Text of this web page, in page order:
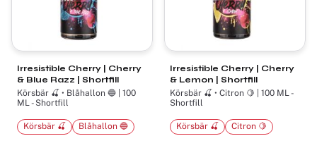
Irresistible Cherry | Cherry
& Blue Razz | Shortfill
Körsbär 🍒 • Blåhallon 🔵 | 100
ML - Shortfill
Körsbär 🍒 Blåhallon 🔵
Irresistible Cherry | Cherry
& Lemon | Shortfill
Körsbär 🍒 • Citron 🍋 | 100 ML -
Shortfill
Körsbär 🍒 Citron 🍋